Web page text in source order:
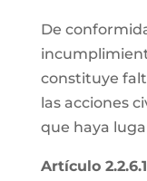
De
constituye
las acciones
que haya
Artículo